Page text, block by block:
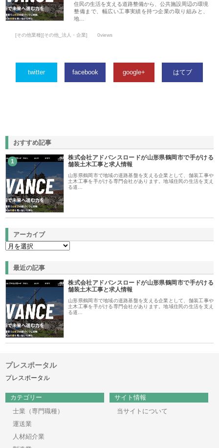
住民の生活を支える道路整備から、公共施設周辺の環境
整備まで、幅広い工事実績を持つ企業の取り組みと、
地…
[その他業種][その他_法人・企業] 0views
twitter facebook google+ はてブ
おすすめ記事
1
株式会社アドバンスロードが山形県鶴岡市で手がける
舗装土木工事と求人情報
山形県鶴岡市で地域の道路基盤を支える企業として、舗装工事や
土木工事を手がける専門会社があります。地域住民の生活を支え
る道…
アーカイブ
最近の記事
株式会社アドバンスロードが山形県鶴岡市で手がける
舗装土木工事と求人情報
山形県鶴岡市で地域の道路基盤を支える企業として、舗装工事や
土木工事を手がける専門会社があります。地域住民の生活を支え
る道…
プレスポータル
プレスポータル
カテゴリー
士業（専門職種）
運送業
人材紹介業
サイト情報
当サイトについて